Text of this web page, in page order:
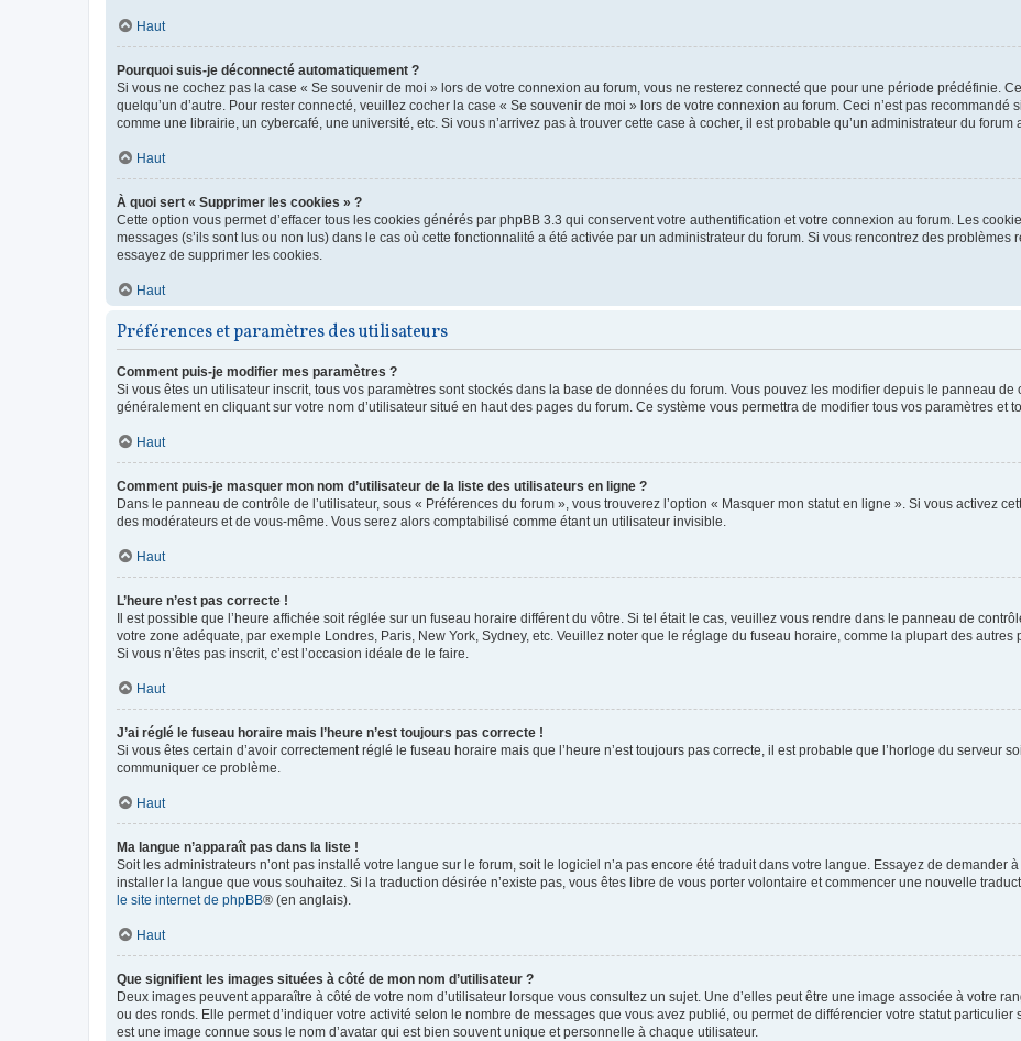
Haut
Pourquoi suis-je déconnecté automatiquement ?
Si vous ne cochez pas la case « Se souvenir de moi » lors de votre connexion au forum, vous ne resterez connecté que pour une période prédéfinie.
quelqu’un d’autre. Pour rester connecté, veuillez cocher la case « Se souvenir de moi » lors de votre connexion au forum. Ceci n’est pas
comme une librairie, un cybercafé, une université, etc. Si vous n’arrivez pas à trouver cette case à cocher, il est probable qu’un administrateur du forum
Haut
À quoi sert « Supprimer les cookies » ?
Cette option vous permet d’effacer tous les cookies générés par phpBB 3.3 qui conservent votre authentification et votre connexion au forum. Les
messages (s’ils sont lus ou non lus) dans le cas où cette fonctionnalité a été activée par un administrateur du forum. Si vous rencontrez des problèmes
essayez de supprimer les cookies.
Haut
Préférences et paramètres des utilisateurs
Comment puis-je modifier mes paramètres ?
Si vous êtes un utilisateur inscrit, tous vos paramètres sont stockés dans la base de données du forum. Vous pouvez les modifier depuis le panneau
généralement en cliquant sur votre nom d’utilisateur situé en haut des pages du forum. Ce système vous permettra de modifier tous vos paramètres et
Haut
Comment puis-je masquer mon nom d’utilisateur de la liste des utilisateurs en ligne ?
Dans le panneau de contrôle de l’utilisateur, sous « Préférences du forum », vous trouverez l’option « Masquer mon statut en ligne ». Si vous activez
des modérateurs et de vous-même. Vous serez alors comptabilisé comme étant un utilisateur invisible.
Haut
L’heure n’est pas correcte !
Il est possible que l’heure affichée soit réglée sur un fuseau horaire différent du vôtre. Si tel était le cas, veuillez vous rendre dans le panneau de
votre zone adéquate, par exemple Londres, Paris, New York, Sydney, etc. Veuillez noter que le réglage du fuseau horaire, comme la plupart des autres
Si vous n’êtes pas inscrit, c’est l’occasion idéale de le faire.
Haut
J’ai réglé le fuseau horaire mais l’heure n’est toujours pas correcte !
Si vous êtes certain d’avoir correctement réglé le fuseau horaire mais que l’heure n’est toujours pas correcte, il est probable que l’horloge du serveur
communiquer ce problème.
Haut
Ma langue n’apparaît pas dans la liste !
Soit les administrateurs n’ont pas installé votre langue sur le forum, soit le logiciel n’a pas encore été traduit dans votre langue. Essayez de demander
installer la langue que vous souhaitez. Si la traduction désirée n’existe pas, vous êtes libre de vous porter volontaire et commencer une nouvelle
le site internet de phpBB® (en anglais).
Haut
Que signifient les images situées à côté de mon nom d’utilisateur ?
Deux images peuvent apparaître à côté de votre nom d’utilisateur lorsque vous consultez un sujet. Une d’elles peut être une image associée à votre
ou des ronds. Elle permet d’indiquer votre activité selon le nombre de messages que vous avez publié, ou permet de différencier votre statut particulier
est une image connue sous le nom d’avatar qui est bien souvent unique et personnelle à chaque utilisateur.